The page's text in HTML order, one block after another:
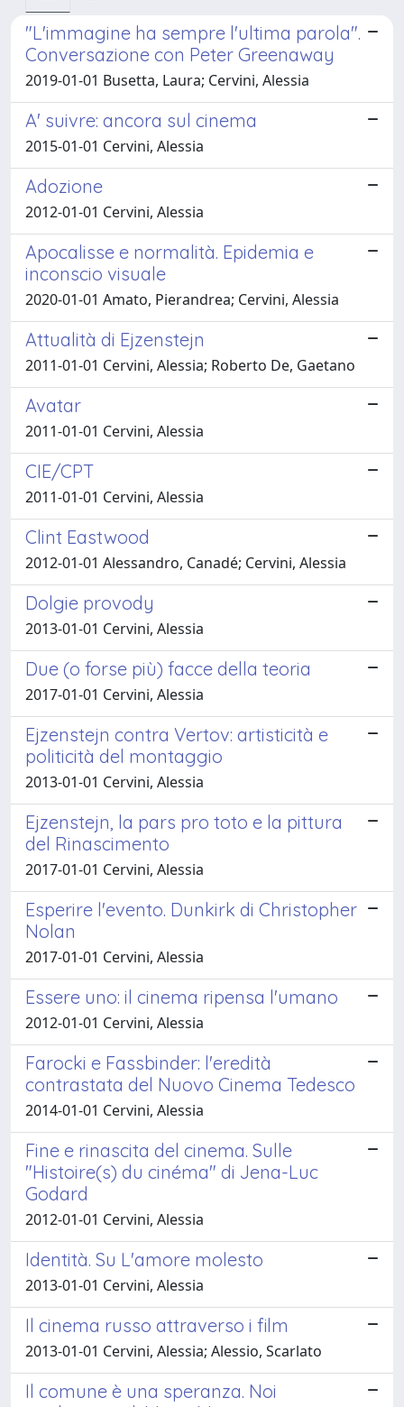
"L'immagine ha sempre l'ultima parola".
Conversazione con Peter Greenaway
2019-01-01 Busetta, Laura; Cervini, Alessia
A' suivre: ancora sul cinema
2015-01-01 Cervini, Alessia
Adozione
2012-01-01 Cervini, Alessia
Apocalisse e normalità. Epidemia e
inconscio visuale
2020-01-01 Amato, Pierandrea; Cervini, Alessia
Attualità di Ejzenstejn
2011-01-01 Cervini, Alessia; Roberto De, Gaetano
Avatar
2011-01-01 Cervini, Alessia
CIE/CPT
2011-01-01 Cervini, Alessia
Clint Eastwood
2012-01-01 Alessandro, Canadé; Cervini, Alessia
Dolgie provody
2013-01-01 Cervini, Alessia
Due (o forse più) facce della teoria
2017-01-01 Cervini, Alessia
Ejzenstejn contra Vertov: artisticità e
politicità del montaggio
2013-01-01 Cervini, Alessia
Ejzenstejn, la pars pro toto e la pittura
del Rinascimento
2017-01-01 Cervini, Alessia
Esperire l'evento. Dunkirk di Christopher
Nolan
2017-01-01 Cervini, Alessia
Essere uno: il cinema ripensa l'umano
2012-01-01 Cervini, Alessia
Farocki e Fassbinder: l'eredità
contrastata del Nuovo Cinema Tedesco
2014-01-01 Cervini, Alessia
Fine e rinascita del cinema. Sulle
"Histoire(s) du cinéma" di Jena-Luc
Godard
2012-01-01 Cervini, Alessia
Identità. Su L'amore molesto
2013-01-01 Cervini, Alessia
Il cinema russo attraverso i film
2013-01-01 Cervini, Alessia; Alessio, Scarlato
Il comune è una speranza. Noi